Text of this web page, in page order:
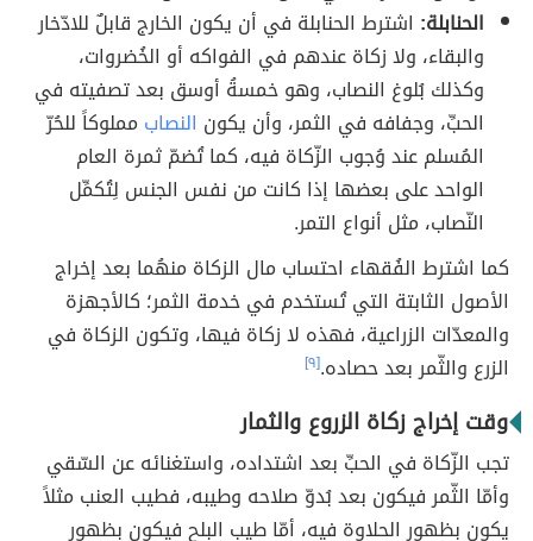
الحنابلة: اشترط الحنابلة في أن يكون الخارج قابلٌ للادّخار
والبقاء، ولا زكاة عندهم في الفواكه أو الخُضروات،
وكذلك بُلوغ النصاب، وهو خمسةُ أوسق بعد تصفيته في
الحبِّ، وجفافه في الثمر، وأن يكون النصاب مملوكاً للحُرّ
المُسلم عند وُجوب الزّكاة فيه، كما تُضمّ ثمرة العام
الواحد على بعضها إذا كانت من نفس الجنس لِتُكمِّل
النّصاب، مثل أنواع التمر.
كما اشترط الفُقهاء احتساب مال الزكاة منهُما بعد إخراج
الأصول الثابتة التي تُستخدم في خدمة الثمر؛ كالأجهزة
والمعدّات الزراعية، فهذه لا زكاة فيها، وتكون الزكاة في
الزرع والثّمر بعد حصاده.[٩]
وقت إخراج زكاة الزروع والثمار
تجب الزّكاة في الحبِّ بعد اشتداده، واستغنائه عن السّقي
وأمّا الثّمر فيكون بعد بُدوّ صلاحه وطيبه، فطيب العنب مثلاً
يكون بظهور الحلاوة فيه، أمّا طيب البلح فيكون بظهور